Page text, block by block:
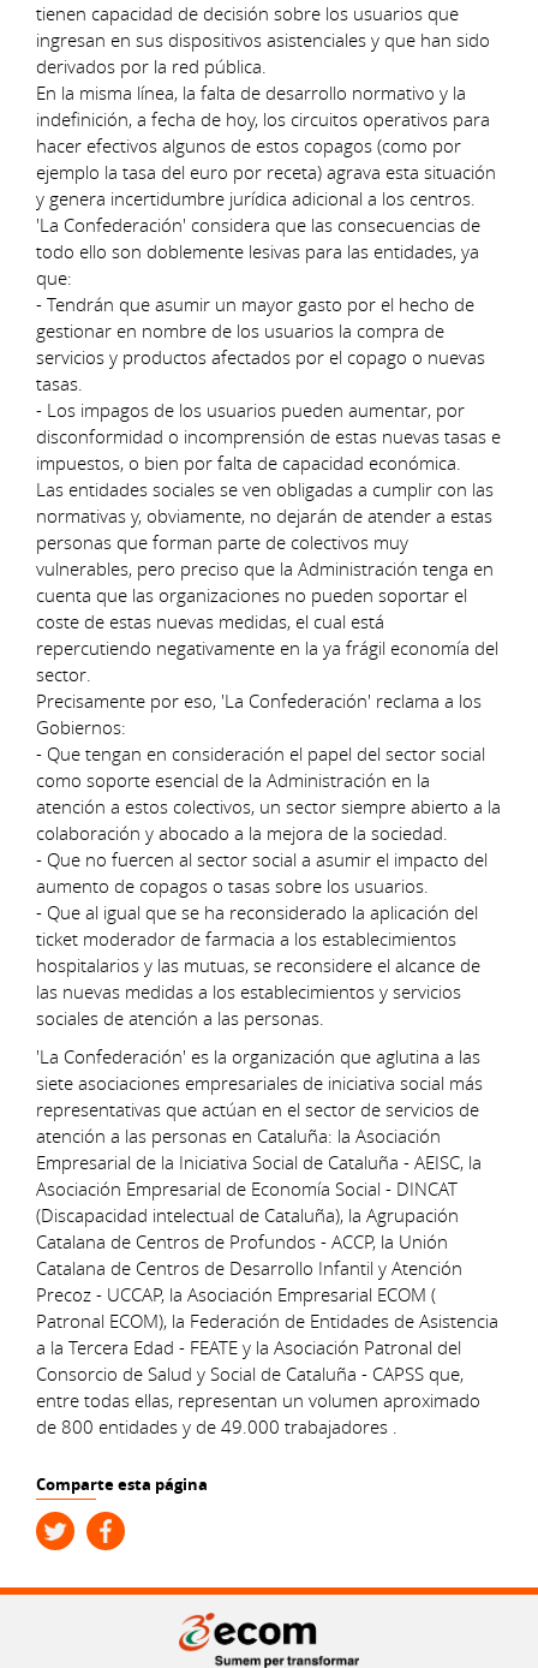
tienen capacidad de decisión sobre los usuarios que
ingresan en sus dispositivos asistenciales y que han sido
derivados por la red pública.
En la misma línea, la falta de desarrollo normativo y la
indefinición, a fecha de hoy, los circuitos operativos para
hacer efectivos algunos de estos copagos (como por
ejemplo la tasa del euro por receta) agrava esta situación
y genera incertidumbre jurídica adicional a los centros.
'La Confederación' considera que las consecuencias de
todo ello son doblemente lesivas para las entidades, ya
que:
- Tendrán que asumir un mayor gasto por el hecho de
gestionar en nombre de los usuarios la compra de
servicios y productos afectados por el copago o nuevas
tasas.
- Los impagos de los usuarios pueden aumentar, por
disconformidad o incomprensión de estas nuevas tasas e
impuestos, o bien por falta de capacidad económica.
Las entidades sociales se ven obligadas a cumplir con las
normativas y, obviamente, no dejarán de atender a estas
personas que forman parte de colectivos muy
vulnerables, pero preciso que la Administración tenga en
cuenta que las organizaciones no pueden soportar el
coste de estas nuevas medidas, el cual está
repercutiendo negativamente en la ya frágil economía del
sector.
Precisamente por eso, 'La Confederación' reclama a los
Gobiernos:
- Que tengan en consideración el papel del sector social
como soporte esencial de la Administración en la
atención a estos colectivos, un sector siempre abierto a la
colaboración y abocado a la mejora de la sociedad.
- Que no fuercen al sector social a asumir el impacto del
aumento de copagos o tasas sobre los usuarios.
- Que al igual que se ha reconsiderado la aplicación del
ticket moderador de farmacia a los establecimientos
hospitalarios y las mutuas, se reconsidere el alcance de
las nuevas medidas a los establecimientos y servicios
sociales de atención a las personas.
'La Confederación' es la organización que aglutina a las
siete asociaciones empresariales de iniciativa social más
representativas que actúan en el sector de servicios de
atención a las personas en Cataluña: la Asociación
Empresarial de la Iniciativa Social de Cataluña - AEISC, la
Asociación Empresarial de Economía Social - DINCAT
(Discapacidad intelectual de Cataluña), la Agrupación
Catalana de Centros de Profundos - ACCP, la Unión
Catalana de Centros de Desarrollo Infantil y Atención
Precoz - UCCAP, la Asociación Empresarial ECOM (
Patronal ECOM), la Federación de Entidades de Asistencia
a la Tercera Edad - FEATE y la Asociación Patronal del
Consorcio de Salud y Social de Cataluña - CAPSS que,
entre todas ellas, representan un volumen aproximado
de 800 entidades y de 49.000 trabajadores .
Comparte esta página